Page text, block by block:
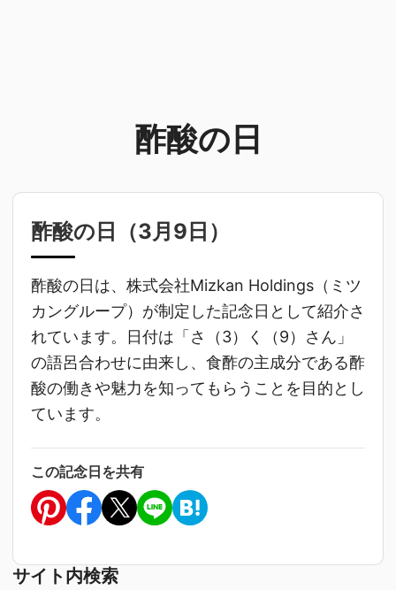
酢酸の日
酢酸の日（3月9日 ）
酢酸の日は、株式会社Mizkan Holdings（ミツ
カングループ）が制定した記念日として紹介さ
れています。日付は「さ（3）く（9）さん」
の語呂合わせに由来し、食酢の主成分である酢
酸の働きや魅力を知ってもらうことを目的とし
ています。
この記念日を共有
サイト内検索